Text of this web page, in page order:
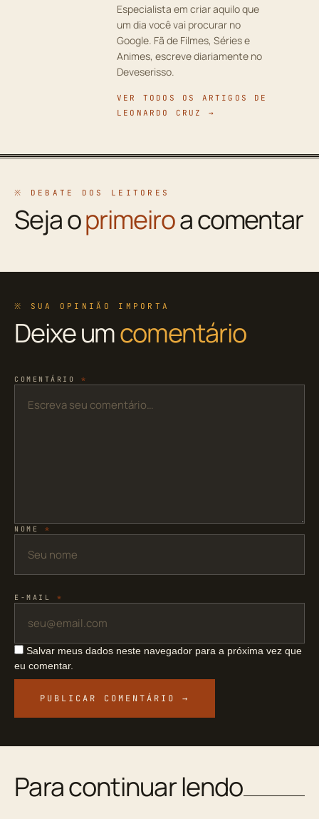
Especialista em criar aquilo que
um dia você vai procurar no
Google. Fã de Filmes, Séries e
Animes, escreve diariamente no
Deveserisso.
VER TODOS OS ARTIGOS DE
LEONARDO CRUZ →
※ DEBATE DOS LEITORES
Seja oprimeiroa comentar
※ SUA OPINIÃO IMPORTA
Deixe umcomentário
COMENTÁRIO *
NOME *
E-MAIL *
Salvar meus dados neste navegador para a próxima vez que
eu comentar.
Para continuar lendo